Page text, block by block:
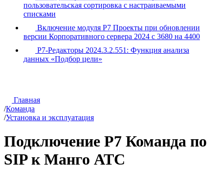
пользовательская сортировка с настраиваемыми
списками
Включение модуля Р7 Проекты при обновлении
версии Корпоративного сервера 2024 с 3680 на 4400
Р7-Редакторы 2024.3.2.551: Функция анализа
данных «Подбор цели»
Главная
/Команда
/Установка и эксплуатация
Подключение Р7 Команда по
SIP к Манго АТС